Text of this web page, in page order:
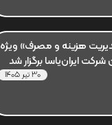
هزینه و مصرف» ویژه
ایران‌یاسا برگزار شد
30 تیر 1405